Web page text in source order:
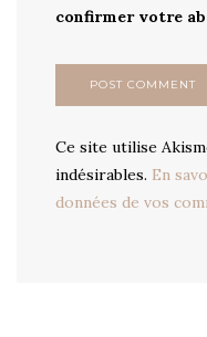
confirmer votre
Ce site utilise
indésirables. En
données de vos